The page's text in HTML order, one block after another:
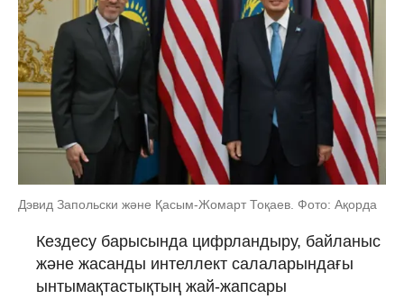
Дэвид Запольски және Қасым-Жомарт Тоқаев. Фото: Ақорда
Кездесу барысында цифрландыру, байланыс
және жасанды интеллект салаларындағы
ынтымақтастықтың жай-жапсары